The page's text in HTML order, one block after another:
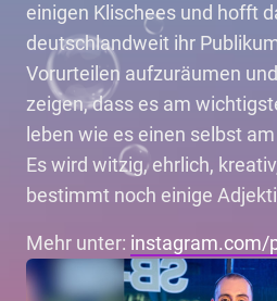
einigen Klischees und hofft
deutschlandweit ihr
Vorurteilen aufzuräumen
zeigen, dass es am
leben wie es einen selbst
Es wird witzig, ehrlich,
bestimmt noch einige
Mehr unter: instagram.com/